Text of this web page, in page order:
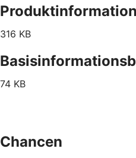
316 KB
74 KB
Chancen